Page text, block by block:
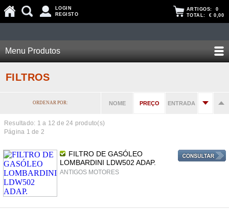
LOGIN
REGISTO
ARTIGOS: 0
TOTAL: € 0,00
Menu Produtos
FILTROS
ORDENAR POR: NOME PREÇO ENTRADA
Resultado: 1 a 12 de 24 produto(s)
Página 1 de 2
FILTRO DE GASÓLEO
LOMBARDINI LDW502 ADAP.
ANTIGOS MOTORES